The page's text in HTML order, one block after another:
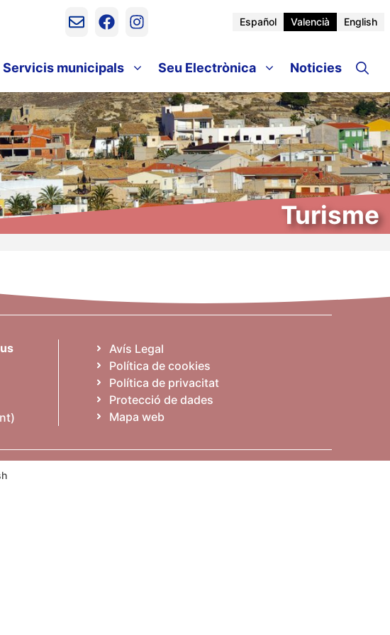
Español Valencià English
Servicis municipals Seu Electrònica Noticies
Turisme
Avís Legal
Política de cookies
Política de privacitat
Protecció de dades
Mapa web